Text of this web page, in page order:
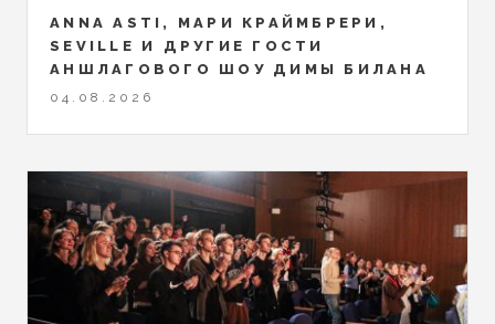
ANNA ASTI, МАРИ КРАЙМБРЕРИ,
SEVILLE И ДРУГИЕ ГОСТИ
АНШЛАГОВОГО ШОУ ДИМЫ БИЛАНА
04.08.2026